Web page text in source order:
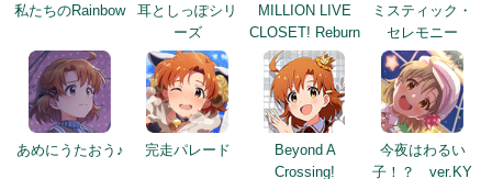
私たちのRainbow
耳としっぽシリ
ーズ
MILLION LIVE
CLOSET! Reburn
ミスティック・
セレモニー
あめにうたおう♪ 完走パレード
Beyond A
Crossing!
今夜はわるい
子！？ ver.KY